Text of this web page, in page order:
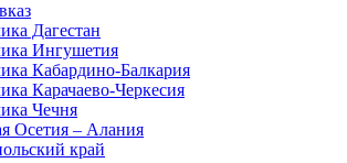
Дагестан
Ингушетия
Кабардино-Балкария
Карачаево-Черкесия
Чечня
Осетия – Алания
край